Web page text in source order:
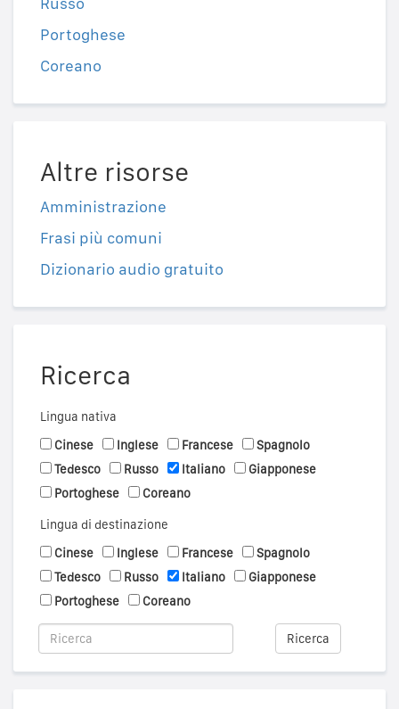
Portoghese
Coreano
Altre risorse
Amministrazione
Frasi più comuni
Dizionario audio gratuito
Ricerca
Lingua nativa
Cinese
Inglese Francese
Spagnolo
Tedesco
Russo Italiano
Giapponese
Portoghese
Coreano
Lingua di destinazione
Cinese
Inglese Francese
Spagnolo
Tedesco
Russo Italiano
Giapponese
Portoghese
Coreano
Ricerca